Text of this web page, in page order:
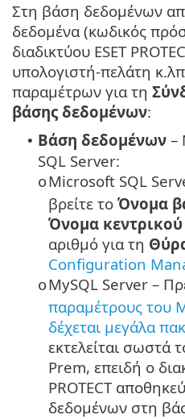
Στη βάση δεδομένων
δεδομένα (κωδικός
διαδικτύου ESET
υπολογιστή-πελάτη
παραμέτρων για τη
βάσης δεδομένων:
• Βάση δεδομένων –
SQL Server:
oMicrosoft SQL
βρείτε το Όνομα
Όνομα
αριθμό για τη
Configuration
oMySQL Server –
παραμέτρους του
δέχεται μεγάλα
εκτελείται σωστά
Prem, επειδή ο
PROTECT
δεδομένων στη